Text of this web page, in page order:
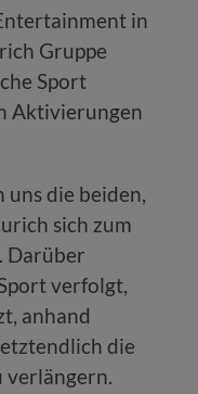
regeln.in
Gruppe
Sport
Aktivierungen
die beiden,
sich zum
Darüber
verfolgt,
anhand
die
verlängern.